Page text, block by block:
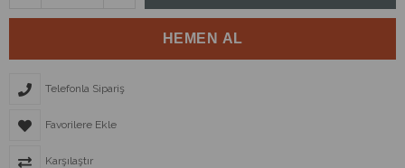
Telefonla Sipariş
Favorilere Ekle
Karşılaştır